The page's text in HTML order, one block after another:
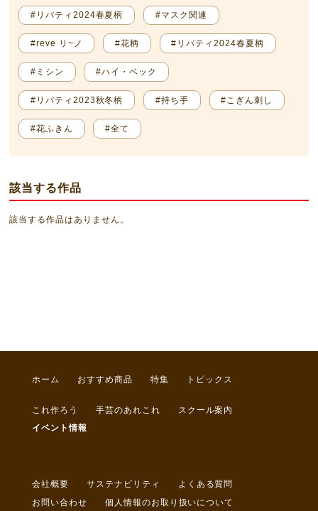
#リバティ2024春夏柄 #マスク関連
#reve リ~ノ #花柄 #リバティ2024春夏柄
#ミシン #ハイ・ベック
#リバティ2023秋冬柄 #持ち手 #こぎん刺し
#花ふきん #全て
該当する作品
該当する作品はありません。
ホーム おすすめ商品 特集 トピックス
これ作ろう 手芸のあれこれ
スクール案内
イベント情報
会社概要 サステナビリティ
よくある質問
お問い合わせ
個人情報のお取り扱いについて